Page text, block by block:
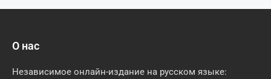
О нас
Независимое онлайн-издание на русском языке: